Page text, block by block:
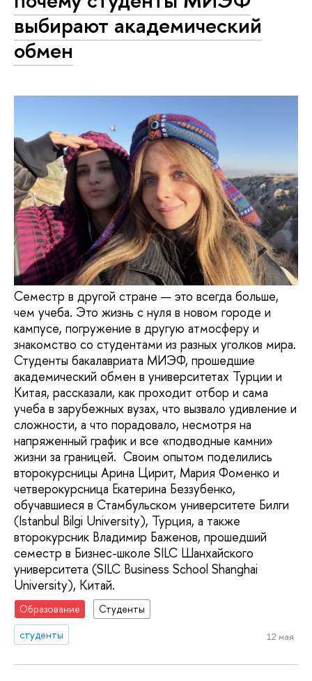
выбирают академический
обмен
Семестр в другой стране — это всегда больше,
чем учеба. Это жизнь с нуля в новом городе и
кампусе, погружение в другую атмосферу и
знакомство со студентами из разных уголков мира.
Студенты бакалавриата МИЭФ, прошедшие
академический обмен в университетах Турции и
Китая, рассказали, как проходит отбор и сама
учеба в зарубежных вузах, что вызвало удивление и
сложности, а что порадовало, несмотря на
напряженный график и все «подводные камни»
жизни за границей. Своим опытом поделились
второкурсницы Арина Цирит, Мария Фоменко и
четверокурсница Екатерина Беззубенко,
обучавшиеся в Стамбульском университете Билги
(Istanbul Bilgi University), Турция, а также
второкурсник Владимир Баженов, прошедший
семестр в Бизнес-школе SILC Шанхайского
университета (SILC Business School Shanghai
University), Китай.
Образование
Студенты
студенты
12 мая